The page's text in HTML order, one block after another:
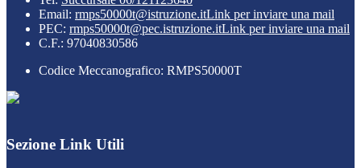
Email: rmps50000t@istruzione.itLink per inviare una mail
PEC: rmps50000t@pec.istruzione.itLink per inviare una mail
C.F.: 97040830586
Codice Meccanografico: RMPS50000T
Sezione Link Utili